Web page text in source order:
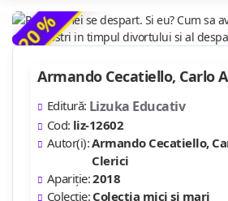
-20 %
Armando Cecatiello, Carlo
Editură: Lizuka Educativ
Cod: liz-12602
Autor(i):Armando Cecatiello,
Clerici
Apariție:2018
Colecție: Colectia mici si mari